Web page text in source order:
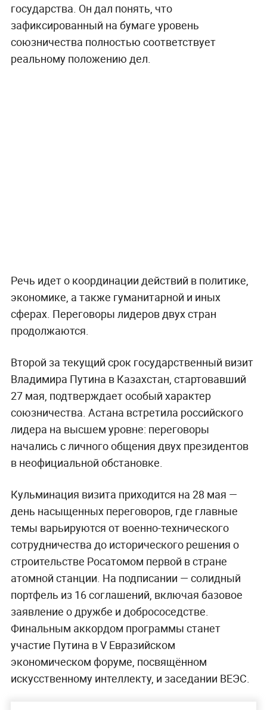
государства. Он дал понять, что
зафиксированный на бумаге уровень
союзничества полностью соответствует
реальному положению дел.
Речь идет о координации действий в политике,
экономике, а также гуманитарной и иных
сферах. Переговоры лидеров двух стран
продолжаются.
Второй за текущий срок государственный визит
Владимира Путина в Казахстан, стартовавший
27 мая, подтверждает особый характер
союзничества. Астана встретила российского
лидера на высшем уровне: переговоры
начались с личного общения двух президентов
в неофициальной обстановке.
Кульминация визита приходится на 28 мая —
день насыщенных переговоров, где главные
темы варьируются от военно-технического
сотрудничества до исторического решения о
строительстве Росатомом первой в стране
атомной станции. На подписании — солидный
портфель из 16 соглашений, включая базовое
заявление о дружбе и добрососедстве.
Финальным аккордом программы станет
участие Путина в V Евразийском
экономическом форуме, посвящённом
искусственному интеллекту, и заседании ВЕЭС.